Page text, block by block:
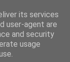
its services
user-agent are
and security
usage